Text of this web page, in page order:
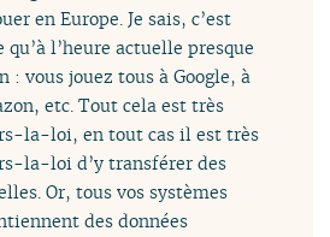
en Europe. Je sais, c’est
l’heure actuelle presque
: vous jouez tous à Google, à
etc. Tout cela est très
la-loi, en tout cas il est très
la-loi d’y transférer des
Or, tous vos systèmes
des données